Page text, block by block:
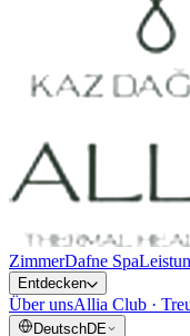
ZimmerDafne Spa
Entdecken
Über unsAllia Club ·
DeutschDE